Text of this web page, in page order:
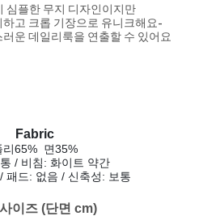
심플한 무지 디자인이지만
고 크롭 기장으로 유니크해요-
운 데일리룩을 연출할 수 있어요
Fabric
리65% 면35%
/ 비침: 화이트 약간
패드: 없음 / 신축성: 보통
이즈 (단면 cm)